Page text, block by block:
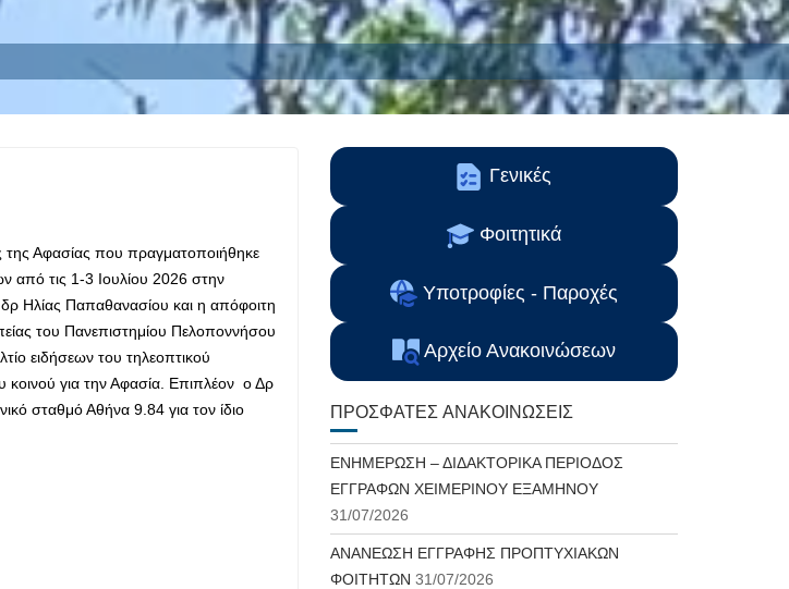
της Αφασίας που πραγματοποιήθηκε
από τις 1-3 Ιουλίου 2026 στην
Ηλίας Παπαθανασίου και η απόφοιτη
του Πανεπιστημίου Πελοποννήσου
ειδήσεων του τηλεοπτικού
κοινού για την Αφασία. Επιπλέον ο Δρ
σταθμό Αθήνα 9.84 για τον ίδιο
Γενικές
Φοιτητικά
Υποτροφίες - Παροχές
Αρχείο Ανακοινώσεων
ΠΡΌΣΦΑΤΕΣ ΑΝΑΚΟΙΝΏΣΕΙΣ
ΕΝΗΜΕΡΩΣΗ – ΔΙΔΑΚΤΟΡΙΚΑ ΠΕΡΙΟΔΟΣ
ΕΓΓΡΑΦΩΝ ΧΕΙΜΕΡΙΝΟΥ ΕΞΑΜΗΝΟΥ
31/07/2026
ΑΝΑΝΕΩΣΗ ΕΓΓΡΑΦΗΣ ΠΡΟΠΤΥΧΙΑΚΩΝ
ΦΟΙΤΗΤΩΝ 31/07/2026